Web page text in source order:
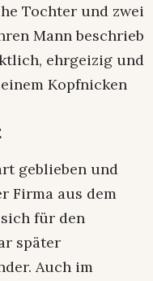
Tochter und zwei
Mann beschrieb
ehrgeizig und
Kopfnicken
geblieben und
Firma aus dem
für den
später
Auch im